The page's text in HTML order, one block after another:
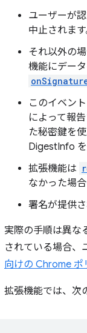
ユーザーが
中止されます
それ以外の
機能にデー
このイベン
によって報
た秘密鍵を
DigestInfo
拡張機能は
なかった場
署名が提供
実際の手順は異な
されている場合、
向けの Chrome ポ
拡張機能では、次